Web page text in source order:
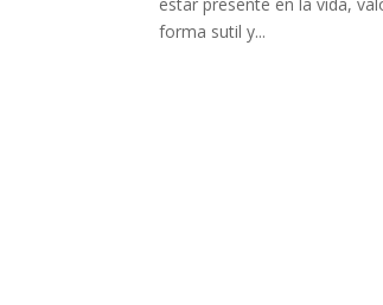
forma sutil y...